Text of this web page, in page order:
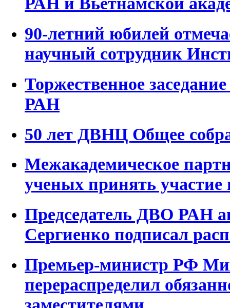
90-летний юбилей
научный сотрудник
Торжественное
РАН
50 лет ДВНЦ Общее
Межакадемическое
ученых принять участие
Председатель ДВО РАН
Сергиенко подписал
Премьер-министр РФ
перераспределил